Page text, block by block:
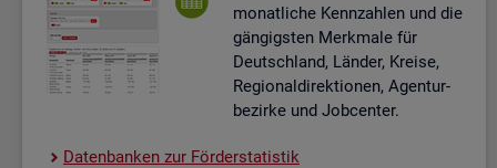
mo­nat­li­che Kenn­zah­len und die
gän­gigs­ten Merk­ma­le für
Deutsch­land, Län­der, Krei­se,
Re­gio­nal­di­rek­tio­nen, Agen­tur­
be­zir­ke und Job­cen­ter.
Da­ten­ban­ken zur För­der­sta­tis­tik